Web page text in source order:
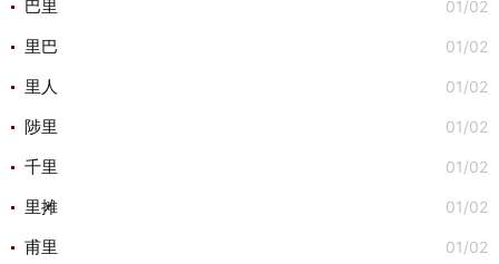
01/02
巴里
01/02
里巴
01/02
里人
01/02
陟里
01/02
千里
01/02
里摊
01/02
甫里